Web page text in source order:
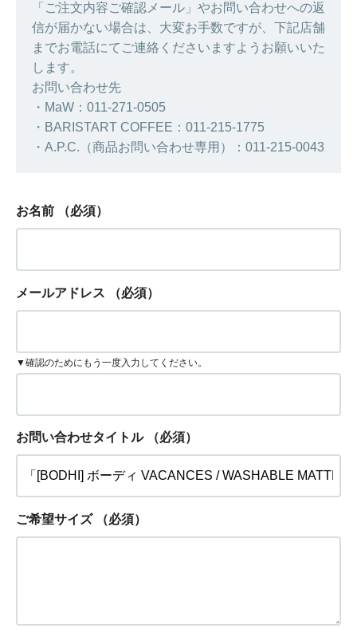
「ご注文内容ご確認メール」やお問い合わせへの返
信が届かない場合は、大変お手数ですが、下記店舗
までお電話にてご連絡くださいますようお願いいた
します。
お問い合わせ先
・MaW：011-271-0505
・BARISTART COFFEE：011-215-1775
・A.P.C.（商品お問い合わせ専用）：011-215-0043
お名前 （必須）
メールアドレス （必須）
▼確認のためにもう一度入力してください。
お問い合わせタイトル （必須）
ご希望サイズ （必須）